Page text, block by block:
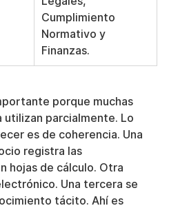
Cumplimiento
Normativo y
Finanzas.
porque muchas
utilizan parcialmente. Lo
es de coherencia. Una
registra las
hojas de cálculo. Otra
Una tercera se
tácito. Ahí es